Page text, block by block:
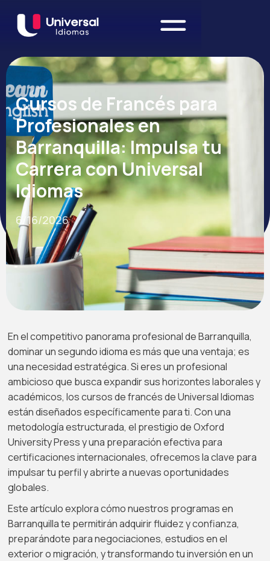
Cursos de Francés para
Profesionales en
Barranquilla: Impulsa tu
Carrera con Universal
Idiomas
6/16/2026
En el competitivo panorama profesional de Barranquilla,
dominar un segundo idioma es más que una ventaja; es
una necesidad estratégica. Si eres un profesional
ambicioso que busca expandir sus horizontes laborales y
académicos, los cursos de francés de Universal Idiomas
están diseñados específicamente para ti. Con una
metodología estructurada, el prestigio de Oxford
University Press y una preparación efectiva para
certificaciones internacionales, ofrecemos la clave para
impulsar tu perfil y abrirte a nuevas oportunidades
globales.
Este artículo explora cómo nuestros programas en
Barranquilla te permitirán adquirir fluidez y confianza,
preparándote para negociaciones, estudios en el
exterior o migración, y transformando tu inversión en un